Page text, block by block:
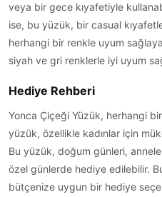
veya bir gece kıyafetiyle
ise, bu yüzük, bir casual
herhangi bir renkle uyum
siyah ve gri renklerle iyi uyum
Hediye Rehberi
Yonca Çiçeği Yüzük, herhangi
yüzük, özellikle kadınlar için
Bu yüzük, doğum günleri,
özel günlerde hediye edilebilir.
bütçenize uygun bir hediye